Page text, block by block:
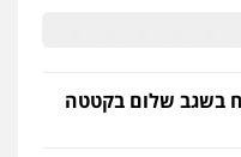
בשגב שלום בקטטה